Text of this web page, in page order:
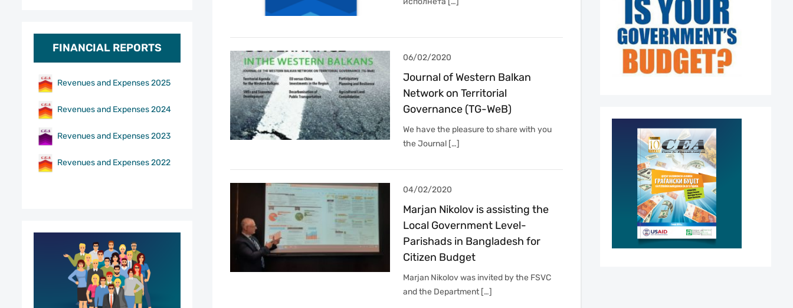
FINANCIAL REPORTS
Revenues and Expenses 2025
Revenues and Expenses 2024
Revenues and Expenses 2023
Revenues and Expenses 2022
06/02/2020
Journal of Western Balkan
Network on Territorial
Governance (TG-WeB)
We have the pleasure to share with you
the Journal […]
04/02/2020
Marjan Nikolov is assisting the
Local Government Level-
Parishads in Bangladesh for
Citizen Budget
Marjan Nikolov was invited by the FSVC
and the Department […]